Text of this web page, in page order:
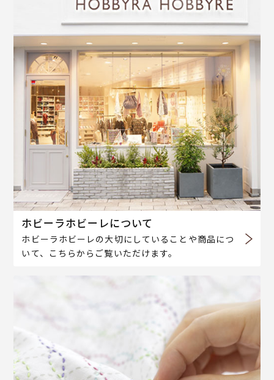
ホビーラホビーレについて
ホビーラホビーレの大切にしていることや商品につ
いて、こちらからご覧いただけます。